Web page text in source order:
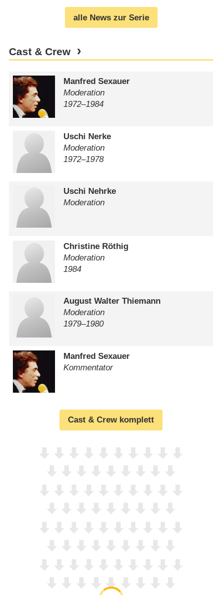
alle News zur Serie
Cast & Crew
Manfred Sexauer
Moderation
1972⁠–⁠1984
Uschi Nerke
Moderation
1972⁠–⁠1978
Uschi Nehrke
Moderation
Christine Röthig
Moderation
1984
August Walter Thiemann
Moderation
1979⁠–⁠1980
Manfred Sexauer
Kommentator
Cast & Crew komplett